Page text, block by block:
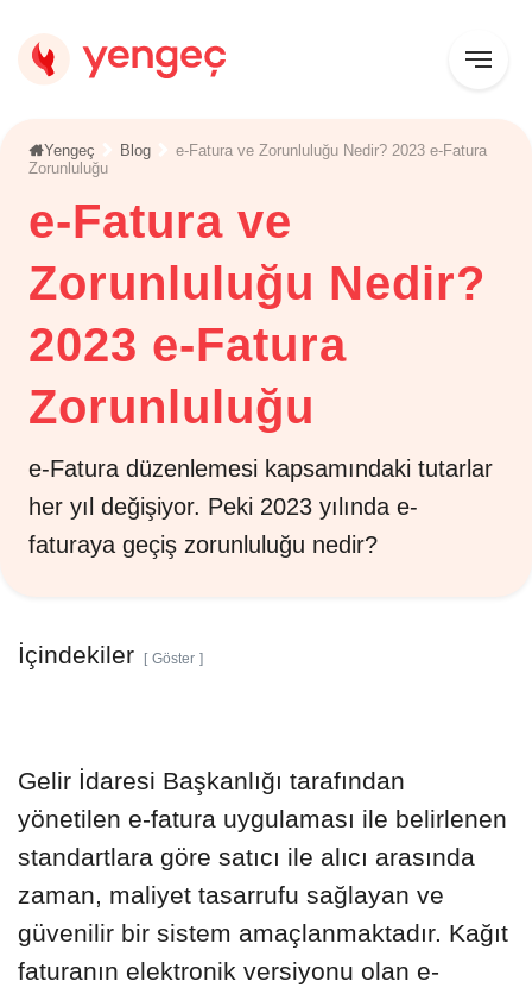
Yengeç Blog
e-Fatura ve Zorunluluğu Nedir? 2023 e-Fatura
Zorunluluğu
e-Fatura ve
Zorunluluğu Nedir?
2023 e-Fatura
Zorunluluğu
e-Fatura düzenlemesi kapsamındaki tutarlar
her yıl değişiyor. Peki 2023 yılında e-
faturaya geçiş zorunluluğu nedir?
Gelir İdaresi Başkanlığı tarafından
yönetilen e-fatura uygulaması ile belirlenen
standartlara göre satıcı ile alıcı arasında
zaman, maliyet tasarrufu sağlayan ve
güvenilir bir sistem amaçlanmaktadır. Kağıt
faturanın elektronik versiyonu olan e-
İçindekiler Göster